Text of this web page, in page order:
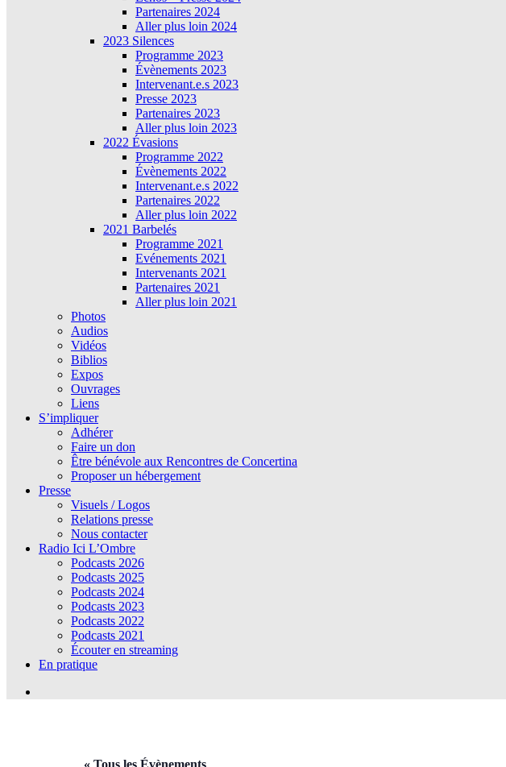
Partenaires 2024
Aller plus loin 2024
2023 Silences
Programme 2023
Évènements 2023
Intervenant.e.s 2023
Presse 2023
Partenaires 2023
Aller plus loin 2023
2022 Évasions
Programme 2022
Évènements 2022
Intervenant.e.s 2022
Partenaires 2022
Aller plus loin 2022
2021 Barbelés
Programme 2021
Evénements 2021
Intervenants 2021
Partenaires 2021
Aller plus loin 2021
Photos
Audios
Vidéos
Biblios
Expos
Ouvrages
Liens
S’impliquer
Adhérer
Faire un don
Être bénévole aux Rencontres de Concertina
Proposer un hébergement
Presse
Visuels / Logos
Relations presse
Nous contacter
Radio Ici L’Ombre
Podcasts 2026
Podcasts 2025
Podcasts 2024
Podcasts 2023
Podcasts 2022
Podcasts 2021
Écouter en streaming
En pratique
« Tous les Évènements